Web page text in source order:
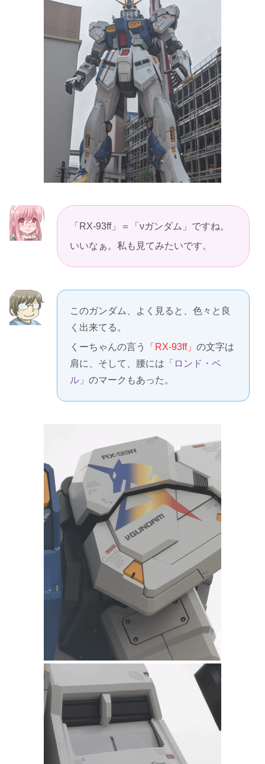
「RX-93ff」＝「νガンダム」ですね。
いいなぁ。私も見てみたいです。
このガンダム、よく見ると、色々と良
く出来てる。
くーちゃんの言う
「RX-93ff」 の文字は
肩に、そして、腰には 「ロンド・ベ
ル」 のマークもあった。